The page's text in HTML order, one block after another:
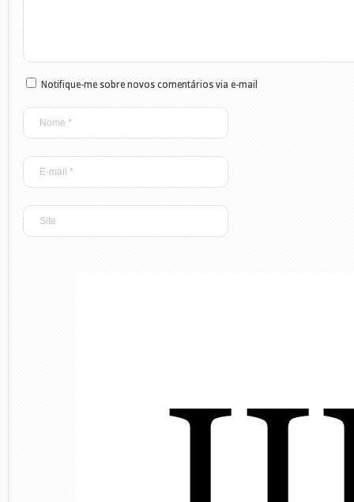
Notifique-me sobre novos comentários via e-mail